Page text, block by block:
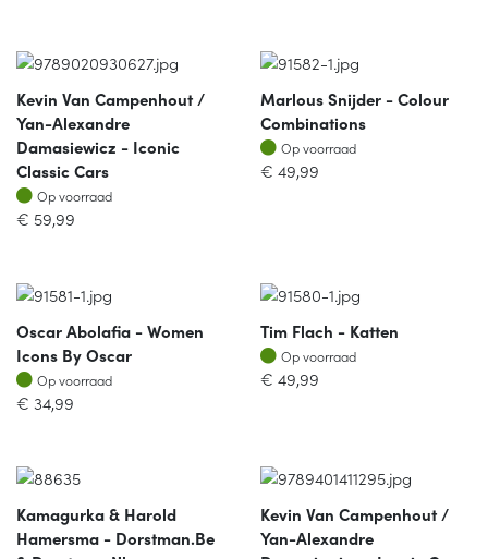
Kevin Van Campenhout /
Yan-Alexandre
Damasiewicz - Iconic
Classic Cars
Op voorraad
Op voorraad
€ 59,99
Marlous Snijder - Colour
Combinations
Op voorraad
Op voorraad
€ 49,99
Oscar Abolafia - Women
Icons By Oscar
Op voorraad
Op voorraad
€ 34,99
Tim Flach - Katten
Op voorraad
Op voorraad
€ 49,99
Kamagurka & Harold
Hamersma - Dorstman.be
Kevin Van Campenhout /
Yan-Alexandre